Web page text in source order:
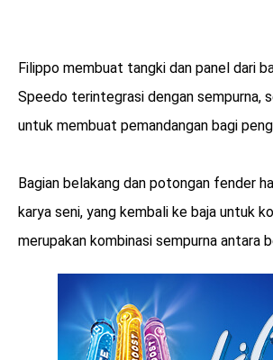
Filippo membuat tangki dan panel dari
Speedo terintegrasi dengan sempurna,
untuk membuat pemandangan bagi
Bagian belakang dan potongan fender
karya seni, yang kembali ke baja untuk
merupakan kombinasi sempurna antara